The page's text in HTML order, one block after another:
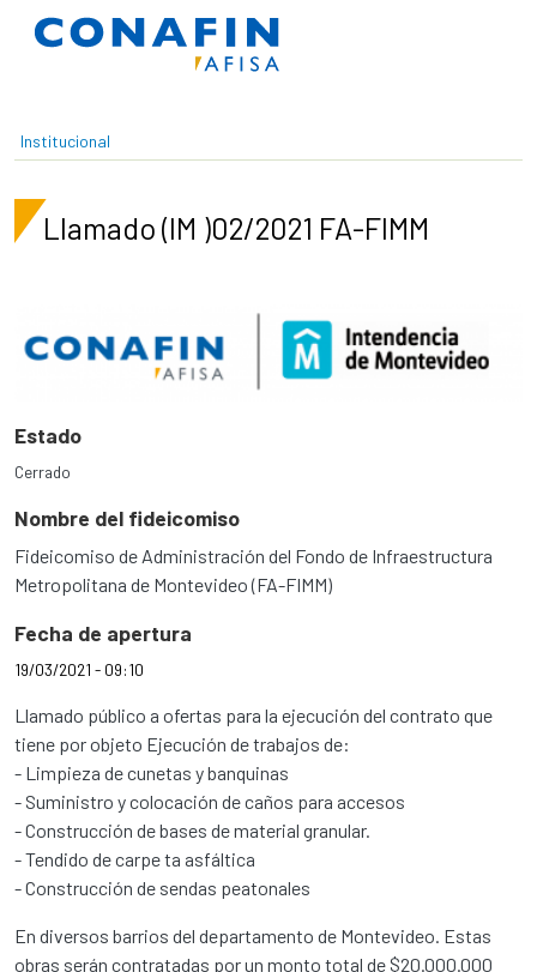
Pasar al contenido principal
Institucional
Llamado (IM )02/2021 FA-FIMM
Estado
Cerrado
Nombre del fideicomiso
Fideicomiso de Administración del Fondo de Infraestructura
Metropolitana de Montevideo (FA-FIMM)
Fecha de apertura
19/03/2021 - 09:10
Llamado público a ofertas para la ejecución del contrato que
tiene por objeto Ejecución de trabajos de:
- Limpieza de cunetas y banquinas
- Suministro y colocación de caños para accesos
- Construcción de bases de material granular.
- Tendido de carpe ta asfáltica
- Construcción de sendas peatonales
En diversos barrios del departamento de Montevideo. Estas
obras serán contratadas por un monto total de $20.000.000